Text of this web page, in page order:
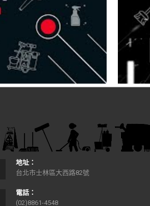
地址：
台北市士林區大西路82號
電話：
(02)8861-4548